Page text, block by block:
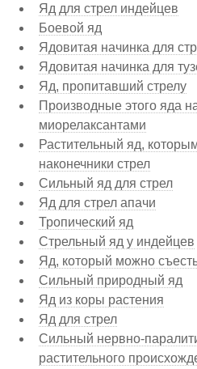
Яд для стрел индейцев
Боевой яд
Ядовитая начинка для
Ядовитая начинка для
Яд, пропитавший стрелу
Производные этого яда
миорелаксантами
Растительный яд,
наконечники стрел
Сильный яд для стрел
Яд для стрел апачи
Тропический яд
Стрельный яд у индейцев
Яд, который можно
Сильный природный яд
Яд из коры растения
Яд для стрел
Сильный нервно-
растительного